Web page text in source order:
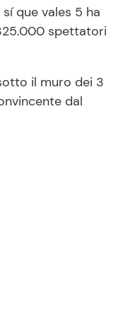
sí que vales 5 ha
spettatori
il muro dei 3
dal